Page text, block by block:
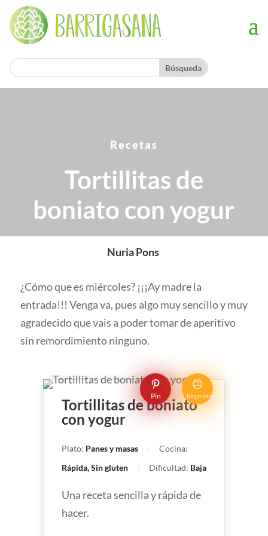
Recetas
Tortillitas de
boniato con yogur
Nuria Pons
¿Cómo que es miércoles? ¡¡¡Ay madre la
entrada!!! Venga va, pues algo muy sencillo y muy
agradecido que vais a poder tomar de aperitivo
sin remordimiento ninguno.
Pin Imprimir
Tortillitas de boniato
con yogur
Plato: Panes y masas
Cocina:
Rápida, Sin gluten
Dificultad: Baja
Una receta sencilla y rápida de
hacer.